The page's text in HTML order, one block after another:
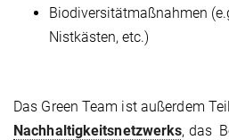
Biodiversitätmaßnahmen
Nistkästen, etc.)
Das Green Team ist außerdem
Nachhaltigkeitsnetzwerks, das